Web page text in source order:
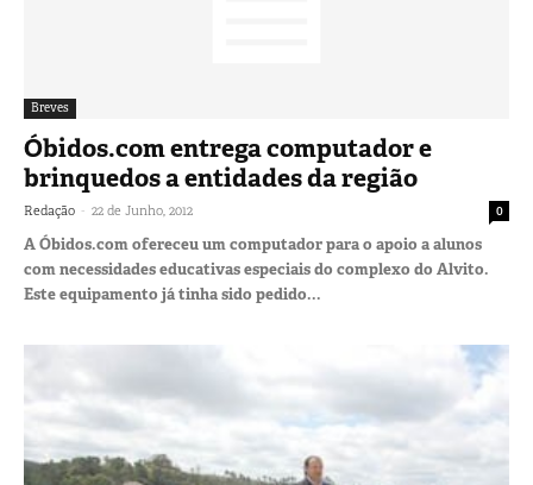
Breves
Óbidos.com entrega computador e
brinquedos a entidades da região
Redação - 22 de Junho, 2012 0
A Óbidos.com ofereceu um computador para o apoio a alunos
com necessidades educativas especiais do complexo do Alvito.
Este equipamento já tinha sido pedido...